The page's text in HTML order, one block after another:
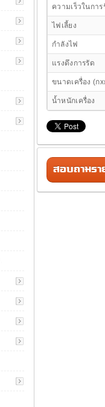
ความเร็วในการ
ไฟเลี้ยง
กำลังไฟ
แรงดึงการรัด
ขนาดเครื่อง (ก
น้ำหนักเครื่อง
สอบถามรา